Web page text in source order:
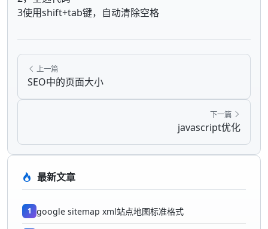
3使用shift+tab键，自动清除空格
上一篇
SEO中的页面大小
下一篇
javascript优化
最新文章
1 google sitemap xml站点地图标准格式